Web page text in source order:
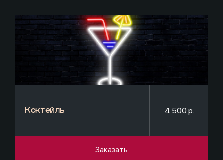
Коктейль 4 500 р.
Заказать